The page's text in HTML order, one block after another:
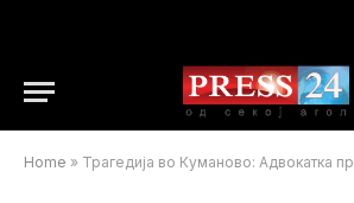
Home » Трагедија во Куманово: Адвокатка пронајдена